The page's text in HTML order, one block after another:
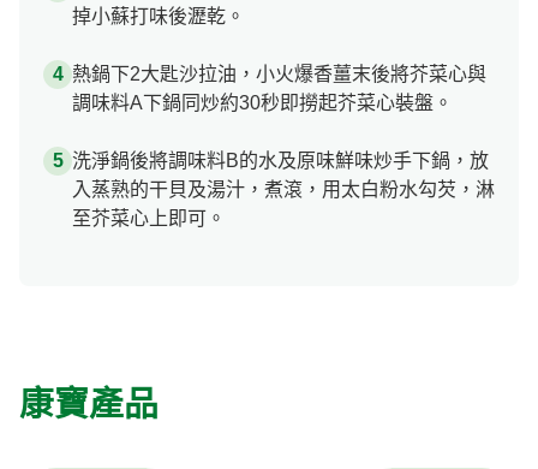
掉小蘇打味後瀝乾。
熱鍋下2大匙沙拉油，小火爆香薑末後將芥菜心與
調味料A下鍋同炒約30秒即撈起芥菜心裝盤。
洗淨鍋後將調味料B的水及原味鮮味炒手下鍋，放
入蒸熟的干貝及湯汁，煮滾，用太白粉水勾芡，淋
至芥菜心上即可。
康寶產品